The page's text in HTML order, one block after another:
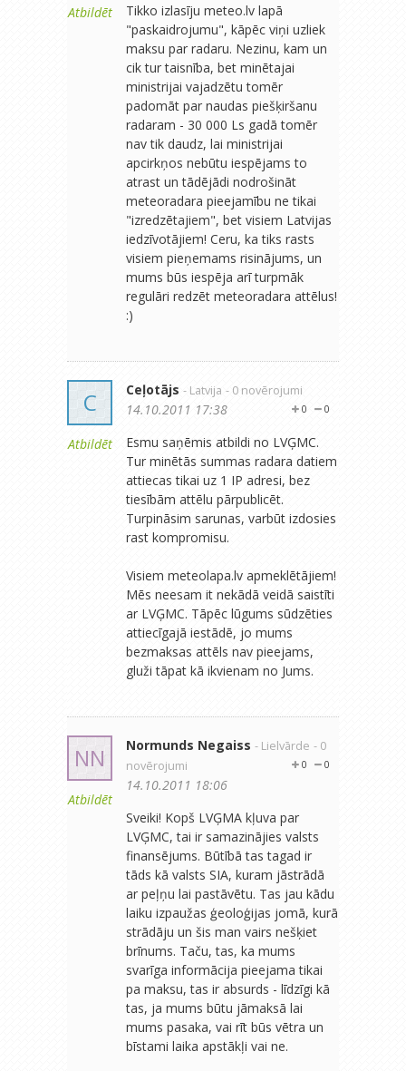
Atbildēt
Tikko izlasīju meteo.lv lapā
"paskaidrojumu", kāpēc viņi uzliek
maksu par radaru. Nezinu, kam un
cik tur taisnība, bet minētajai
ministrijai vajadzētu tomēr
padomāt par naudas piešķiršanu
radaram - 30 000 Ls gadā tomēr
nav tik daudz, lai ministrijai
apcirkņos nebūtu iespējams to
atrast un tādējādi nodrošināt
meteoradara pieejamību ne tikai
"izredzētajiem", bet visiem Latvijas
iedzīvotājiem! Ceru, ka tiks rasts
visiem pieņemams risinājums, un
mums būs iespēja arī turpmāk
regulāri redzēt meteoradara attēlus!
:)
C
Atbildēt
Ceļotājs - Latvija - 0 novērojumi
0
0
14.10.2011 17:38
Esmu saņēmis atbildi no LVĢMC.
Tur minētās summas radara datiem
attiecas tikai uz 1 IP adresi, bez
tiesībām attēlu pārpublicēt.
Turpināsim sarunas, varbūt izdosies
rast kompromisu.
Visiem meteolapa.lv apmeklētājiem!
Mēs neesam it nekādā veidā saistīti
ar LVĢMC. Tāpēc lūgums sūdzēties
attiecīgajā iestādē, jo mums
bezmaksas attēls nav pieejams,
gluži tāpat kā ikvienam no Jums.
NN
Atbildēt
Normunds Negaiss - Lielvārde - 0
novērojumi
0
0
14.10.2011 18:06
Sveiki! Kopš LVĢMA kļuva par
LVĢMC, tai ir samazinājies valsts
finansējums. Būtībā tas tagad ir
tāds kā valsts SIA, kuram jāstrādā
ar peļņu lai pastāvētu. Tas jau kādu
laiku izpaužas ģeoloģijas jomā, kurā
strādāju un šis man vairs nešķiet
brīnums. Taču, tas, ka mums
svarīga informācija pieejama tikai
pa maksu, tas ir absurds - līdzīgi kā
tas, ja mums būtu jāmaksā lai
mums pasaka, vai rīt būs vētra un
bīstami laika apstākļi vai ne.